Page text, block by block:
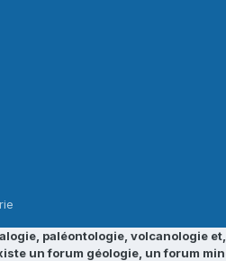
paléontologie, volcanologie
un forum géologie, un forum